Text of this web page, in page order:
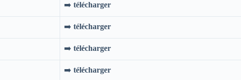
➡️ télécharger
➡️ télécharger
➡️ télécharger
➡️ télécharger